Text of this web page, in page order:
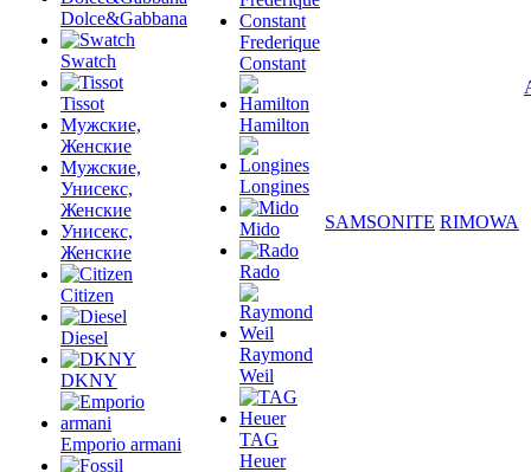
Dolce&Gabbana
Swatch
Tissot
Мужские,
Женские
Мужские,
Унисекс,
Женские
Унисекс,
Женские
Citizen
Diesel
DKNY
Emporio armani
Frederique
Constant
Hamilton
Longines
Mido
Rado
Raymond
Weil
TAG
Heuer
SAMSONITE RIMOWA